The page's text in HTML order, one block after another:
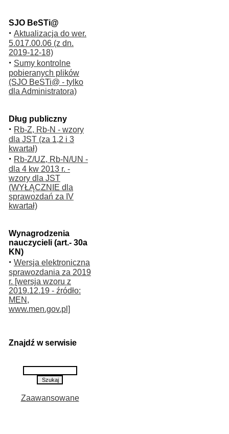
SJO BeSTi@
· Aktualizacja do wer.
5.017.00.06 (z dn.
2019-12-18)
· Sumy kontrolne
pobieranych plików
(SJO BeSTi@ - tylko
dla Administratora)
Dług publiczny
· Rb-Z, Rb-N - wzory
dla JST (za 1,2 i 3
kwartał)
· Rb-Z/UZ, Rb-N/UN -
dla 4 kw 2013 r. -
wzory dla JST
(WYŁĄCZNIE dla
sprawozdań za IV
kwartał)
Wynagrodzenia
nauczycieli (art.- 30a
KN)
· Wersja elektroniczna
sprawozdania za 2019
r. [wersja wzoru z
2019.12.19 - źródło:
MEN,
www.men.gov.pl]
Znajdź w serwisie
Zaawansowane